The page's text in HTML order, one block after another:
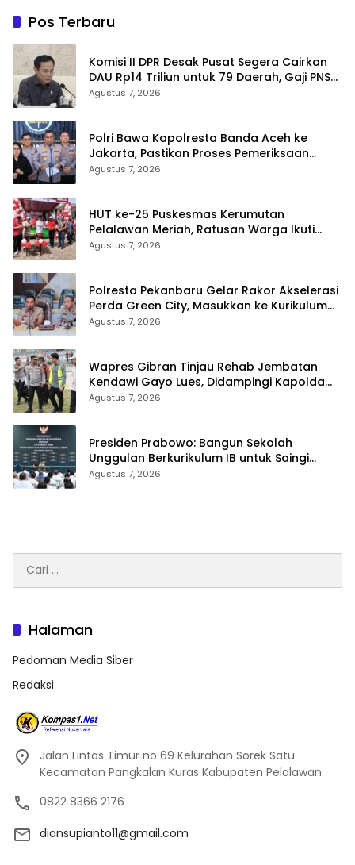
Pos Terbaru
Komisi II DPR Desak Pusat Segera Cairkan
DAU Rp14 Triliun untuk 79 Daerah, Gaji PNS
Terancam Telat
Agustus 7, 2026
Polri Bawa Kapolresta Banda Aceh ke
Jakarta, Pastikan Proses Pemeriksaan
Profesional dan Transparan
Agustus 7, 2026
HUT ke-25 Puskesmas Kerumutan
Pelalawan Meriah, Ratusan Warga Ikuti
Jalan Santai dan Cek Kesehatan Gratis
Agustus 7, 2026
Polresta Pekanbaru Gelar Rakor Akselerasi
Perda Green City, Masukkan ke Kurikulum
Sekolah
Agustus 7, 2026
Wapres Gibran Tinjau Rehab Jembatan
Kendawi Gayo Lues, Didampingi Kapolda
Aceh
Agustus 7, 2026
Presiden Prabowo: Bangun Sekolah
Unggulan Berkurikulum IB untuk Saingi
Dunia
Agustus 7, 2026
untuk:
Halaman
Pedoman Media Siber
Redaksi
Jalan Lintas Timur no 69 Kelurahan Sorek Satu
Kecamatan Pangkalan Kuras Kabupaten Pelalawan
0822 8366 2176
diansupianto11@gmail.com